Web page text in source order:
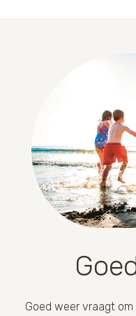
Goed weer vraagt